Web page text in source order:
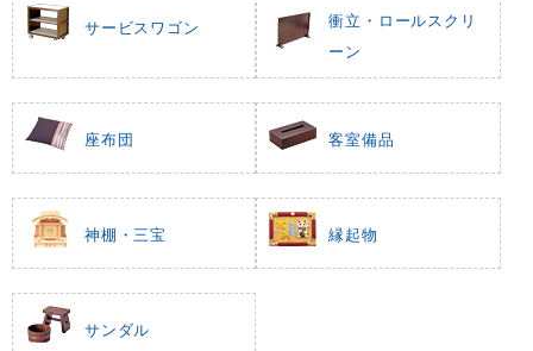
サービスワゴン
衝立・ロールスクリ
ーン
座布団 客室備品
神棚・三宝 縁起物
サンダル